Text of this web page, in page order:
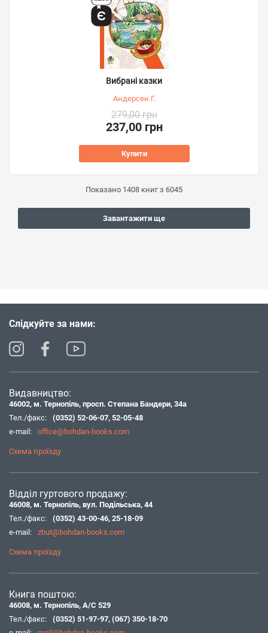
Вибрані казки
Андерсен Г.
279,00 грн
237,00 грн
Купити
Показано 1408 книг з 6045
Завантажити ще
Слідкуйте за нами:
Видавництво:
46002, м. Тернопіль, просп. Степана Бандери, 34а
Тел./факс:
(0352) 52-06-07, 52-05-48
e-mail:
office@bohdan-books.com
Схема проїзду
Відділ гуртового продажу:
46008, м. Тернопіль, вул. Подільська, 44
Тел./факс:
(0352) 43-00-46, 25-18-09
e-mail:
zbut@bohdan-books.com
Схема проїзду
Книга поштою:
46008, м. Тернопіль, А/С 529
Тел./факс:
(0352) 51-97-97, (067) 350-18-70